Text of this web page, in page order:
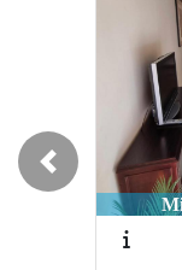
Previous